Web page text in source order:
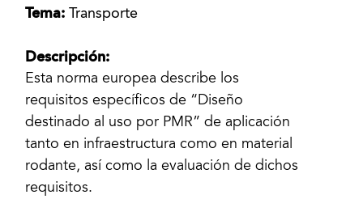
Tema:Transporte
Descripción:
Esta norma europea describe los
requisitos específicos de “Diseño
destinado al uso por PMR” de aplicación
tanto en infraestructura como en material
rodante, así como la evaluación de dichos
requisitos.